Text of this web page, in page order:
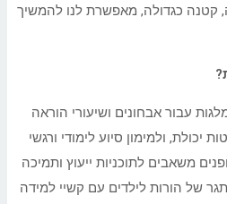
קטנה כגדולה, מאפשרת לנו להמשיך
?
עבור אבחונים ושיעורי הוראה
ולמימון סיוע לימודי ורגשי
משאבים לתוכניות ייעוץ ותמיכה
של הורות לילדים עם קשיי למידה